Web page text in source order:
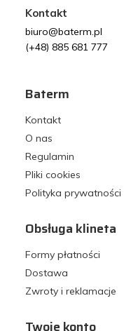
Kontakt
biuro@baterm.pl
(+48) 885 681 777
Baterm
Kontakt
O nas
Regulamin
Pliki cookies
Polityka prywatności
Obsługa klineta
Formy płatności
Dostawa
Zwroty i reklamacje
Twoje konto